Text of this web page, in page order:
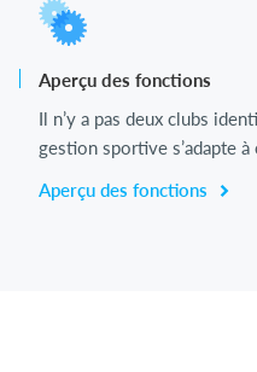
Aperçu des fonctions
Il n’y a pas deux clubs
gestion sportive s’adapte
Aperçu des fonctions